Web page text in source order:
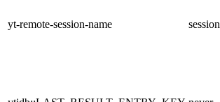
yt-remote-session-name session